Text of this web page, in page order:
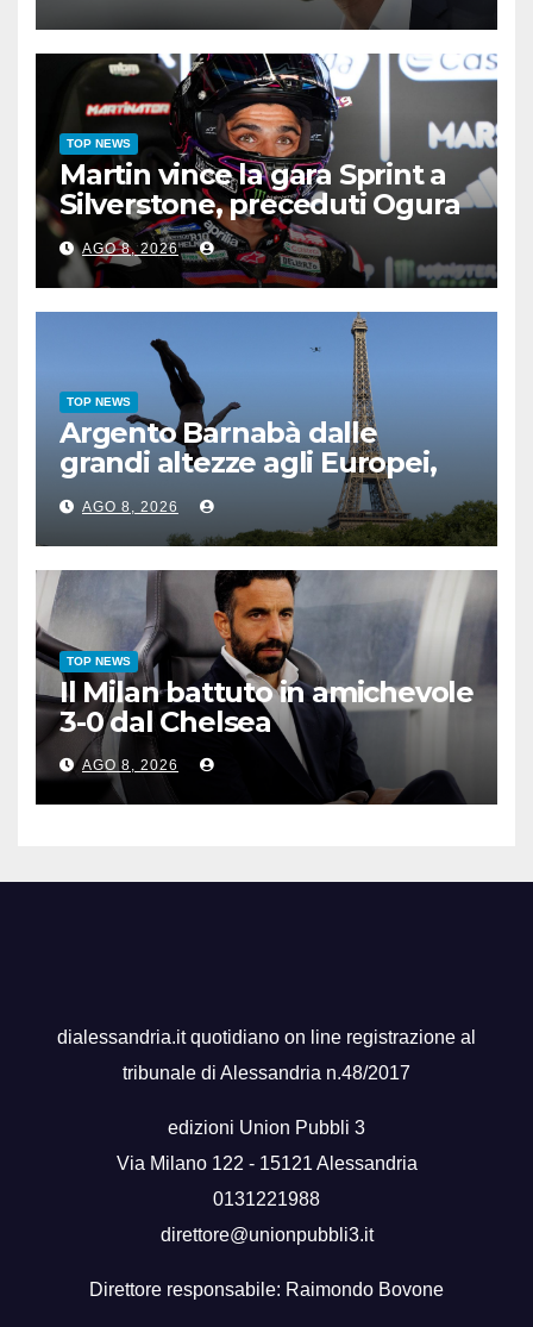
TOP NEWS
Martin vince la gara Sprint a
Silverstone, preceduti Ogura
e Bezzecchi
AGO 8, 2026
TOP NEWS
Argento Barnabà dalle
grandi altezze agli Europei,
bis azzurro dopo Cosetti
AGO 8, 2026
TOP NEWS
Il Milan battuto in amichevole
3-0 dal Chelsea
AGO 8, 2026
dialessandria.it quotidiano on line registrazione al
tribunale di Alessandria n.48/2017
edizioni Union Pubbli 3
Via Milano 122 - 15121 Alessandria
0131221988
direttore@unionpubbli3.it
Direttore responsabile: Raimondo Bovone